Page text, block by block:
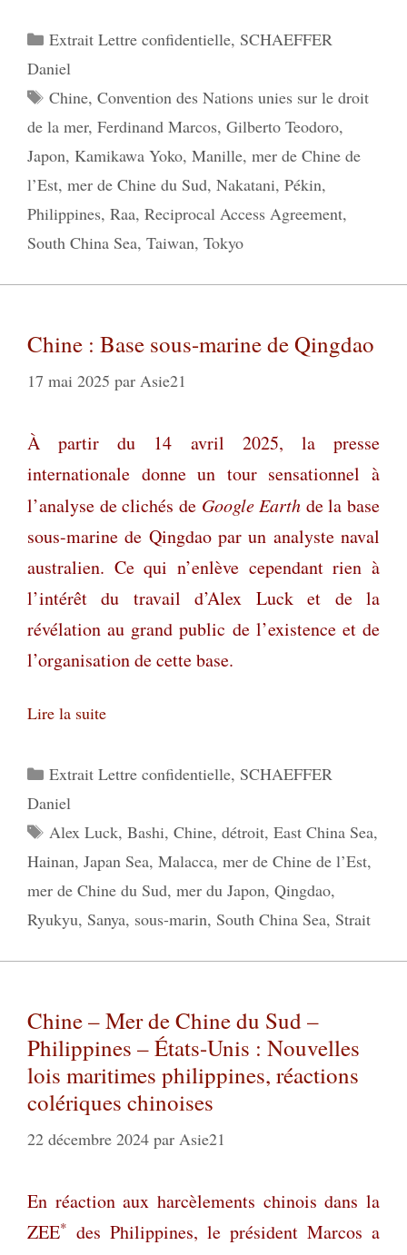
Catégories
Extrait Lettre confidentielle, SCHAEFFER
Daniel
Étiquettes
Chine, Convention des Nations unies sur le droit
de la mer, Ferdinand Marcos, Gilberto Teodoro,
Japon, Kamikawa Yoko, Manille, mer de Chine de
l’Est, mer de Chine du Sud, Nakatani, Pékin,
Philippines, Raa, Reciprocal Access Agreement,
South China Sea, Taiwan, Tokyo
Chine : Base sous-marine de Qingdao
17 mai 2025 par Asie21
À partir du 14 avril 2025, la presse
internationale donne un tour sensationnel à
l’analyse de clichés de Google Earth de la base
sous-marine de Qingdao par un analyste naval
australien. Ce qui n’enlève cependant rien à
l’intérêt du travail d’Alex Luck et de la
révélation au grand public de l’existence et de
l’organisation de cette base.
Lire la suite
Catégories
Extrait Lettre confidentielle, SCHAEFFER
Daniel
Étiquettes
Alex Luck, Bashi, Chine, détroit, East China Sea,
Hainan, Japan Sea, Malacca, mer de Chine de l’Est,
mer de Chine du Sud, mer du Japon, Qingdao,
Ryukyu, Sanya, sous-marin, South China Sea, Strait
Chine – Mer de Chine du Sud –
Philippines – États-Unis : Nouvelles
lois maritimes philippines, réactions
colériques chinoises
22 décembre 2024 par Asie21
En réaction aux harcèlements chinois dans la
ZEE* des Philippines, le président Marcos a